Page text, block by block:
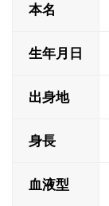
本名
生年月日
出身地
身長
血液型